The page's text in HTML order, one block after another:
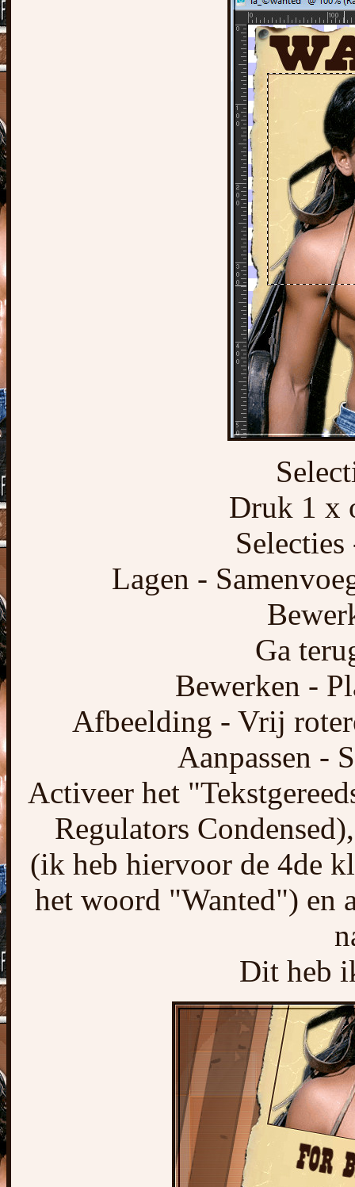
Druk 1 x
Lagen -
Ga
Bewerken -
Afbeelding - Vrij
Aanpassen -
Activeer het
Regulators
(ik heb hiervoor de 4de
het woord "Wanted") en
Dit heb